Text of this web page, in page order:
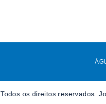
Todos os direitos reservados.